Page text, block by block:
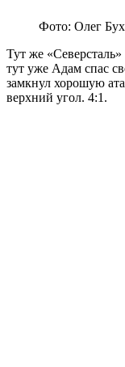
Фото: Олег
Тут же
тут уже Адам спас
замкнул хорошую
верхний угол. 4:1.